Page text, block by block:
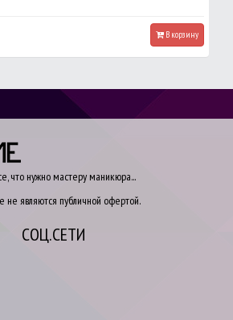
В корзину
что нужно мастеру маникюра...
не являются публичной офертой.
СОЦ.СЕТИ